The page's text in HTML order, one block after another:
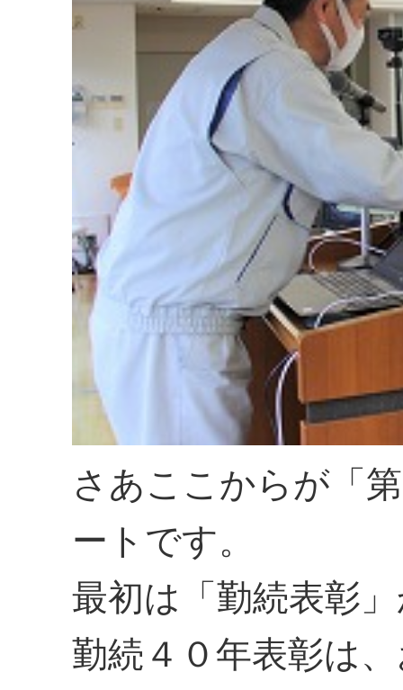
さあここからが「
ートです。
最初は「勤続表彰
勤続４０年表彰は